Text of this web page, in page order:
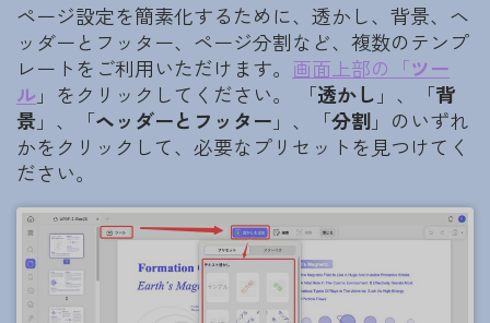
ページ設定を簡素化するために、透かし、背景、ヘ
ッダーとフッター、ページ分割など、複数のテンプ
レートをご利用いただけます。 画面上部の 「ツー
ル」をクリックしてください。 「透かし 」、「背
景」、「ヘッダーとフッター 」、「分割」のいずれ
かをクリックして、必要なプリセットを見つけてく
ださい。